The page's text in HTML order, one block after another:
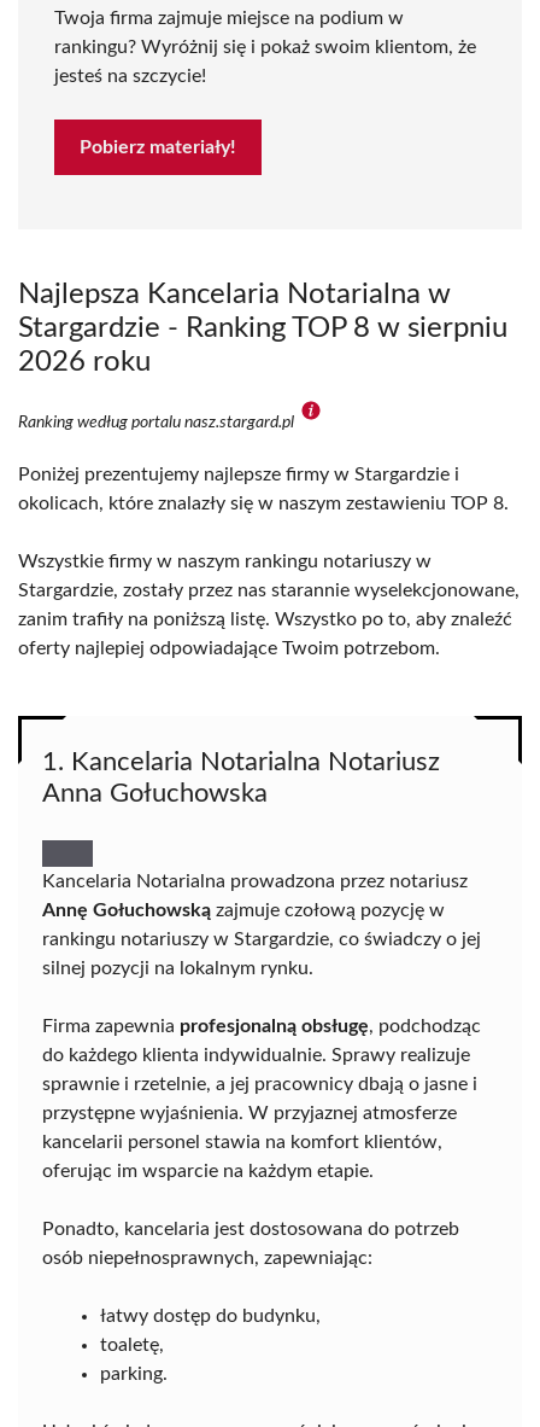
Twoja firma zajmuje miejsce na podium w
rankingu? Wyróżnij się i pokaż swoim klientom, że
jesteś na szczycie!
Pobierz materiały!
Najlepsza Kancelaria Notarialna w
Stargardzie - Ranking TOP 8 w sierpniu
2026 roku
Ranking według portalu nasz.stargard.pl
Poniżej prezentujemy najlepsze firmy w Stargardzie i
okolicach, które znalazły się w naszym zestawieniu TOP 8.
Wszystkie firmy w naszym rankingu notariuszy w
Stargardzie, zostały przez nas starannie wyselekcjonowane,
zanim trafiły na poniższą listę. Wszystko po to, aby znaleźć
oferty najlepiej odpowiadające Twoim potrzebom.
1. Kancelaria Notarialna Notariusz
Anna Gołuchowska
Kancelaria Notarialna prowadzona przez notariusz
Annę Gołuchowską zajmuje czołową pozycję w
rankingu notariuszy w Stargardzie, co świadczy o jej
silnej pozycji na lokalnym rynku.
Firma zapewnia profesjonalną obsługę, podchodząc
do każdego klienta indywidualnie. Sprawy realizuje
sprawnie i rzetelnie, a jej pracownicy dbają o jasne i
przystępne wyjaśnienia. W przyjaznej atmosferze
kancelarii personel stawia na komfort klientów,
oferując im wsparcie na każdym etapie.
Ponadto, kancelaria jest dostosowana do potrzeb
osób niepełnosprawnych, zapewniając:
łatwy dostęp do budynku,
toaletę,
parking.